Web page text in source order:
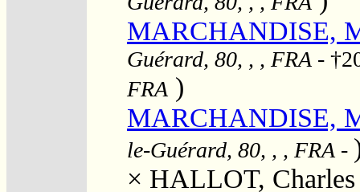
MARCHANDISE,
Guérard, 80, , , FRA -
FRA )
MARCHANDISE,
le-Guérard, 80, , , FRA -
× HALLOT, Charles